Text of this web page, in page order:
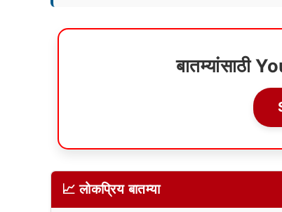
बातम्यांसाठी
📈 लोकप्रिय बातम्या